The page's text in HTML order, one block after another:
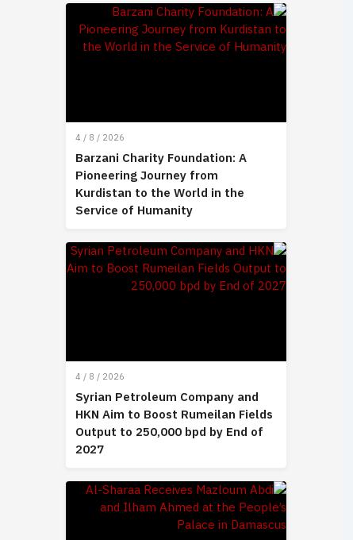
4 / 8 / 2026
Barzani Charity Foundation: A
Pioneering Journey from
Kurdistan to the World in the
Service of Humanity
4 / 8 / 2026
Syrian Petroleum Company and
HKN Aim to Boost Rumeilan Fields
Output to 250,000 bpd by End of
2027